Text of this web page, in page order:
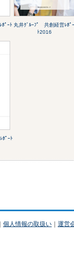
ﾟｰﾄ 丸井ｸﾞﾙｰﾌﾟ 共創経営ﾚﾎﾟ
ﾄ2016
ﾎﾟｰﾄ
個人情報の取扱い ｜ 運営